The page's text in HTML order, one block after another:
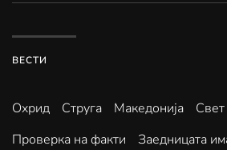
ВЕСТИ
Охрид Струга Македонија Свет
Проверка на факти
Заедницата